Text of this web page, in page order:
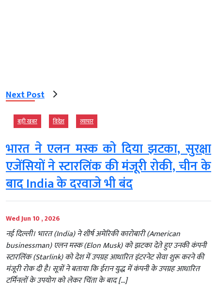
Next Post
बड़ी खबर विदेश व्‍यापार
भारत ने एलन मस्क को दिया झटका, सुरक्षा
एजेंसियों ने स्टारलिंक की मंजूरी रोकी, चीन के
बाद India के दरवाजे भी बंद
Wed Jun 10 , 2026
नई दिल्ली। भारत (India) ने शीर्ष अमेरिकी कारोबारी (American
businessman) एलन मस्क (Elon Musk) को झटका देते हुए उनकी कंपनी
स्टारलिंक (Starlink) को देश में उपग्रह आधारित इंटरनेट सेवा शुरू करने की
मंजूरी रोक दी है। सूत्रों ने बताया कि ईरान युद्ध में कंपनी के उपग्रह आधारित
टर्मिनलों के उपयोग को लेकर चिंता के बाद […]